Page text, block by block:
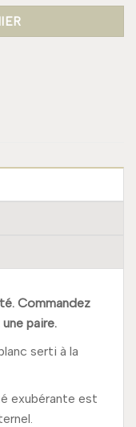
Commandez
paire.
serti à la
exubérante est